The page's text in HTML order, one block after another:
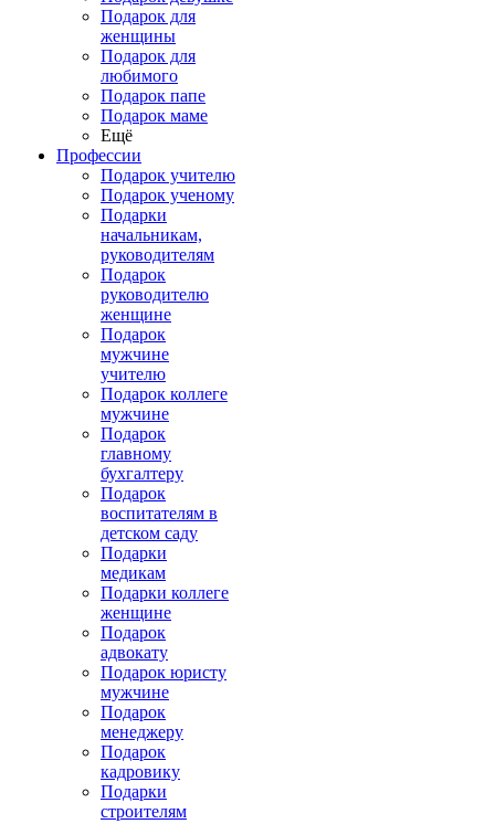
Подарок для
женщины
Подарок для
любимого
Подарок папе
Подарок маме
Ещё
Профессии
Подарок учителю
Подарок ученому
Подарки
начальникам,
руководителям
Подарок
руководителю
женщине
Подарок
мужчине
учителю
Подарок коллеге
мужчине
Подарок
главному
бухгалтеру
Подарок
воспитателям в
детском саду
Подарки
медикам
Подарки коллеге
женщине
Подарок
адвокату
Подарок юристу
мужчине
Подарок
менеджеру
Подарок
кадровику
Подарки
строителям